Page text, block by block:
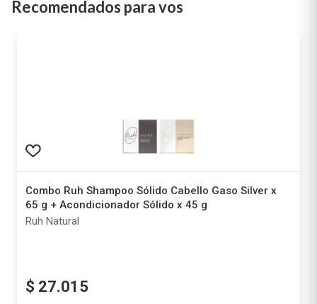
Recomendados para vos
Combo Ruh Shampoo Sólido Cabello Gaso Silver x
65 g + Acondicionador Sólido x 45 g
Ruh Natural
$ 27.015